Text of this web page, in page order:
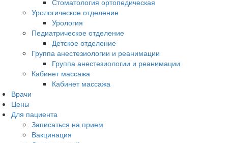
Стоматология ортопедическая
Урологическое отделение
Урология
Педиатрическое отделение
Детское отделение
Группа анестезиологии и реанимации
Группа анестезиологии и реанимации
Кабинет массажа
Кабинет массажа
Врачи
Цены
Для пациента
Записаться на прием
Вакцинация